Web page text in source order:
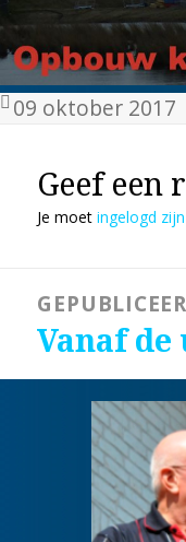
Geplaatst
09 oktober 2017
Geef een
Je moetingelogd
navigatie
Vanaf